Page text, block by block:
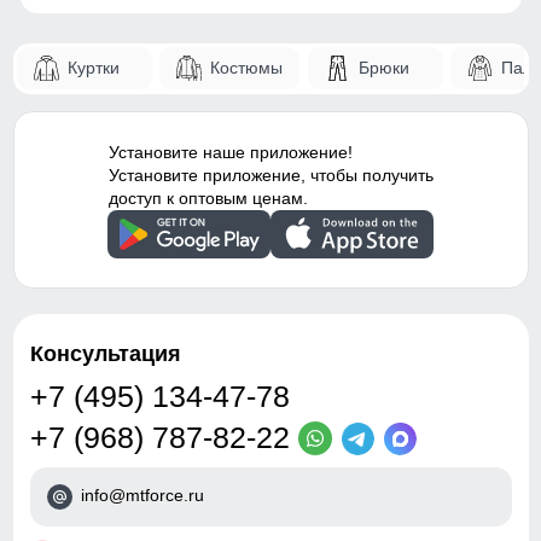
холодного воздуха который может проникнуть внутрь
через молнию куртки.
Внутренние швы Проклеены
Особенности
Влагонепроницаемая,
ветрозащитная, дышащая
Дизайн и стиль
Вид одежды
Свободная, утепленная
Стиль
школьный
Вид принта Однотонный
Коллекция
Куртки Костюмы Брюки
Установите наше приложение!
Установите приложение, чтобы получить
доступ к оптовым ценам.
Консультация
+7 (495) 134-47-78
+7 (968) 787-82-22
info@mtforce.ru